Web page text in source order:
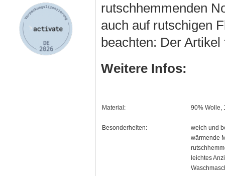
rutschhemmenden
auch auf rutschigen
beachten: Der
Weitere Infos:
Material: 90% Wolle,
Besonderheiten:
weich und
wärmende
leichtes